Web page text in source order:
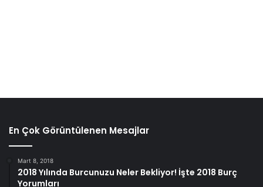
En Çok Görüntülenen Mesajlar
Mart 8, 2018
2018 Yılında Burcunuzu Neler Bekliyor! İşte 2018 Burç
Yorumları